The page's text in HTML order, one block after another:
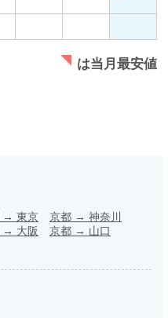
は当月最安値
→ 東京 京都 → 神奈川
→ 大阪 京都 → 山口